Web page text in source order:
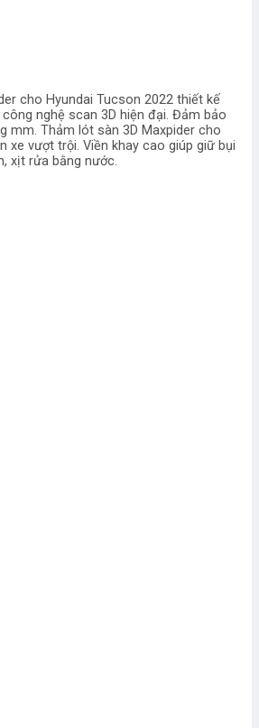
cho Hyundai Tucson 2022 thiết kế
nghệ scan 3D hiện đại. Đảm bảo
mm. Thảm lót sàn 3D Maxpider cho
xe vượt trội. Viền khay cao giúp giữ bụi
xịt rửa bằng nước.